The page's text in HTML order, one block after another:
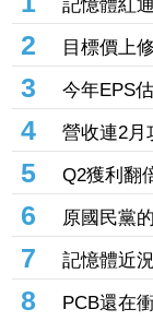
記憶體紅
229億元
2
目標價上
廠」7月
收
3
今年EPS
44% 外資
4
營收連2月
大廠」成
5
Q2獲利翻
新高 9月
6
原國民黨
壓當花蓮
7
記憶體近
旺宏獲投
8
PCB還在